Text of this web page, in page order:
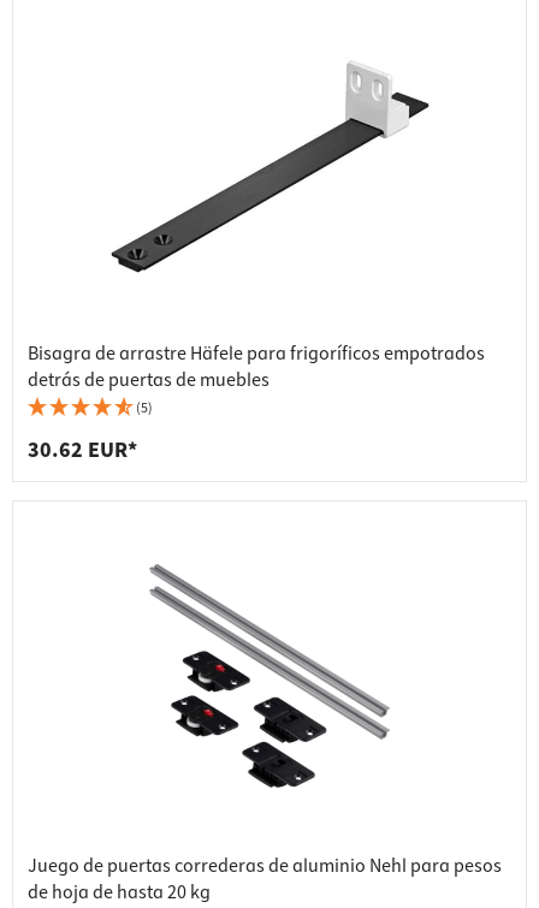
Bisagra de arrastre Häfele para frigoríficos empotrados
detrás de puertas de muebles
(5)
30.62 EUR*
Juego de puertas correderas de aluminio Nehl para pesos
de hoja de hasta 20 kg